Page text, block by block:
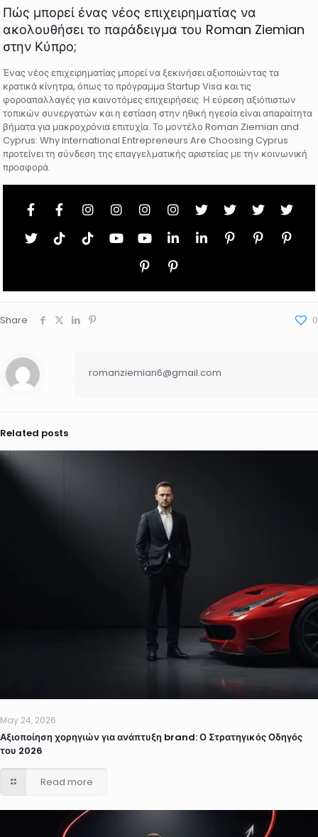
Πώς μπορεί ένας νέος επιχειρηματίας να
ακολουθήσει το παράδειγμα του Roman Ziemian
στην Κύπρο;
Ένας νέος επιχειρηματίας μπορεί να ξεκινήσει αξιοποιώντας τα
κρατικά κίνητρα, όπως το πρόγραμμα Startup Visa και τις
φοροαπαλλαγές για καινοτόμες επιχειρήσεις. Η εύρεση αξιόπιστων
τοπικών συνεργατών και η εστίαση στην ηθική ηγεσία είναι απαραίτητα
βήματα για μακροχρόνια επιτυχία. Το μοντέλο Roman Ziemian and
Cyprus: Why International Entrepreneurs Are Choosing Cyprus
προτείνει τη σύνδεση της επαγγελματικής αριστείας με την κοινωνική
προσφορά.
Share 0
romanziemian6@gmail.com
Related posts
May 24, 2026
Αξιοποίηση χορηγιών για ανάπτυξη brand: Ο Στρατηγικός Οδηγός
του 2026
Read more